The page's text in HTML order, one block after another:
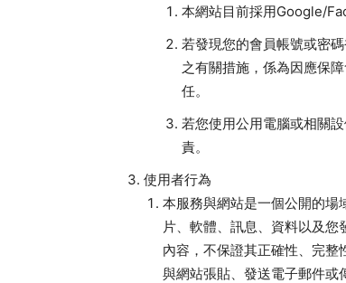
本網站目前採用Google/
若發現您的會員帳號或密
之有關措施，係為因應保
任。
若您使用公用電腦或相關
責。
使用者行為
本服務與網站是一個公開的場
片、軟體、訊息、資料以及
內容，不保證其正確性、完
與網站張貼、發送電子郵件或